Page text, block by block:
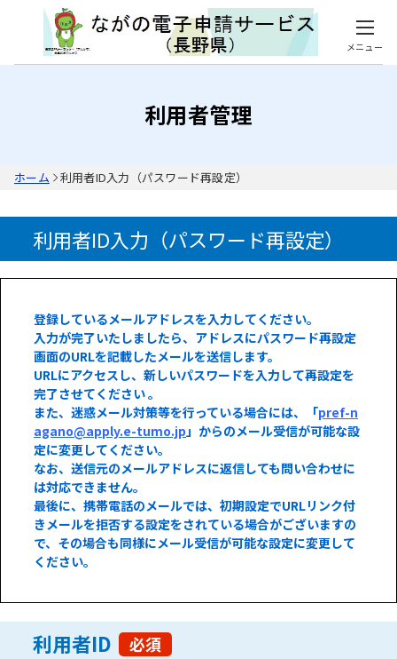
メニュー
利用者管理
ホーム 利用者ID入力（パスワード再設定）
利用者ID入力（パスワード再設定）
登録しているメールアドレスを入力してください。
入力が完了いたしましたら、アドレスにパスワード再設定
画面のURLを記載したメールを送信します。
URLにアクセスし、新しいパスワードを入力して再設定を
完了させてください 。
また、迷惑メール対策等を行っている場合には、「pref-n
agano@apply.e-tumo.jp」からのメール受信が可能な設
定に変更してください。
なお、送信元のメールアドレスに返信しても問い合わせに
は対応できません。
最後に、携帯電話のメールでは、初期設定でURLリンク付
きメールを拒否する設定をされている場合がございますの
で、その場合も同様にメール受信が可能な設定に変更して
ください。
利用者ID 必須